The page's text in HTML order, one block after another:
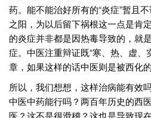
药。能不能治好所有的“炎症”暂且
之阳，为以后留下祸根这一点是肯
的炎症并非都是因热毒导致的，就
症。中医注重辩证既“寒、热、虚、
章，如果这样的话中医则是被西化
所以，我们想想，这样治病能有效
中医中药能行吗？两百年历史的西
医？这不是很滑稽？这也是导致现